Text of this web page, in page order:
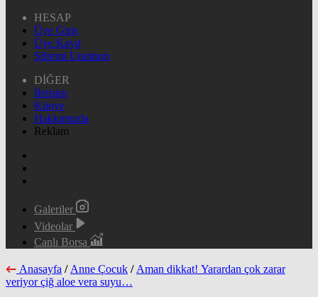
HESAP
Üye Giriş
Üye Kayıt
Şifremi Unuttum
DİĞER
İletişim
Künye
Hakkımızda
Reklam
Galeriler
Videolar
Canlı Borsa
Anasayfa / Anne Çocuk / Aman dikkat! Yarardan çok zarar
veriyor çiğ aloe vera suyu…